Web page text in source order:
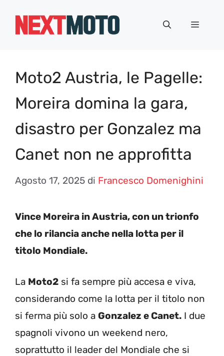
Menu
Moto2 Austria, le Pagelle:
Moreira domina la gara,
disastro per Gonzalez ma
Canet non ne approfitta
Agosto 17, 2025 di Francesco Domenighini
Vince Moreira in Austria, con un trionfo
che lo rilancia anche nella lotta per il
titolo Mondiale.
La Moto2 si fa sempre più accesa e viva,
considerando come la lotta per il titolo non
si ferma più solo a Gonzalez e Canet. I due
spagnoli vivono un weekend nero,
soprattutto il leader del Mondiale che si